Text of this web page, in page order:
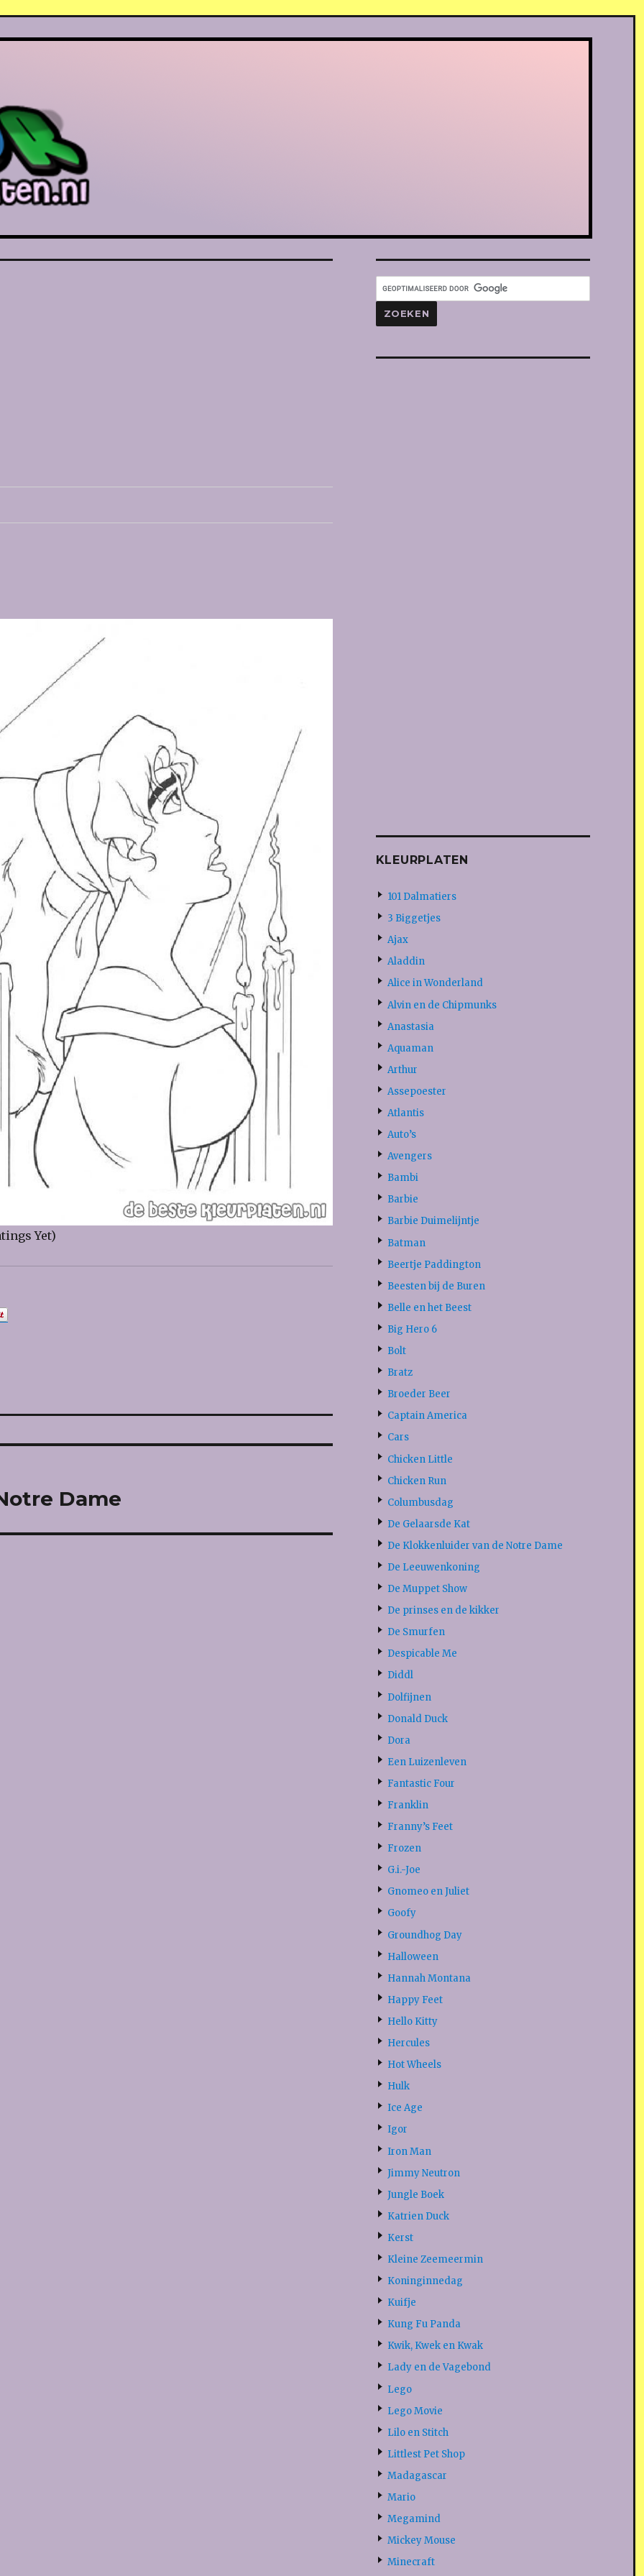
Yet)
Dame
KLEURPLATEN
101 Dalmatiers
3 Biggetjes
Ajax
Aladdin
Alice in Wonderland
Alvin en de Chipmunks
Anastasia
Aquaman
Arthur
Assepoester
Atlantis
Auto’s
Avengers
Bambi
Barbie
Barbie Duimelijntje
Batman
Beertje Paddington
Beesten bij de Buren
Belle en het Beest
Big Hero 6
Bolt
Bratz
Broeder Beer
Captain America
Cars
Chicken Little
Chicken Run
Columbusdag
De Gelaarsde Kat
De Klokkenluider van de Notre Dame
De Leeuwenkoning
De Muppet Show
De prinses en de kikker
De Smurfen
Despicable Me
Diddl
Dolfijnen
Donald Duck
Dora
Een Luizenleven
Fantastic Four
Franklin
Franny’s Feet
Frozen
G.i.-Joe
Gnomeo en Juliet
Goofy
Groundhog Day
Halloween
Hannah Montana
Happy Feet
Hello Kitty
Hercules
Hot Wheels
Hulk
Ice Age
Igor
Iron Man
Jimmy Neutron
Jungle Boek
Katrien Duck
Kerst
Kleine Zeemeermin
Koninginnedag
Kuifje
Kung Fu Panda
Kwik, Kwek en Kwak
Lady en de Vagebond
Lego
Lego Movie
Lilo en Stitch
Littlest Pet Shop
Madagascar
Mario
Megamind
Mickey Mouse
Minecraft